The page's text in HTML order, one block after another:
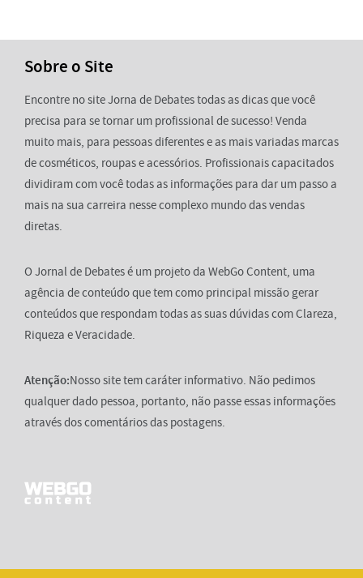
Sobre o Site
Encontre no site Jorna de Debates todas as dicas que você
precisa para se tornar um profissional de sucesso! Venda
muito mais, para pessoas diferentes e as mais variadas marcas
de cosméticos, roupas e acessórios. Profissionais capacitados
dividiram com você todas as informações para dar um passo a
mais na sua carreira nesse complexo mundo das vendas
diretas.
O Jornal de Debates é um projeto da WebGo Content, uma
agência de conteúdo que tem como principal missão gerar
conteúdos que respondam todas as suas dúvidas com Clareza,
Riqueza e Veracidade.
Atenção:Nosso site tem caráter informativo. Não pedimos
qualquer dado pessoa, portanto, não passe essas informações
através dos comentários das postagens.